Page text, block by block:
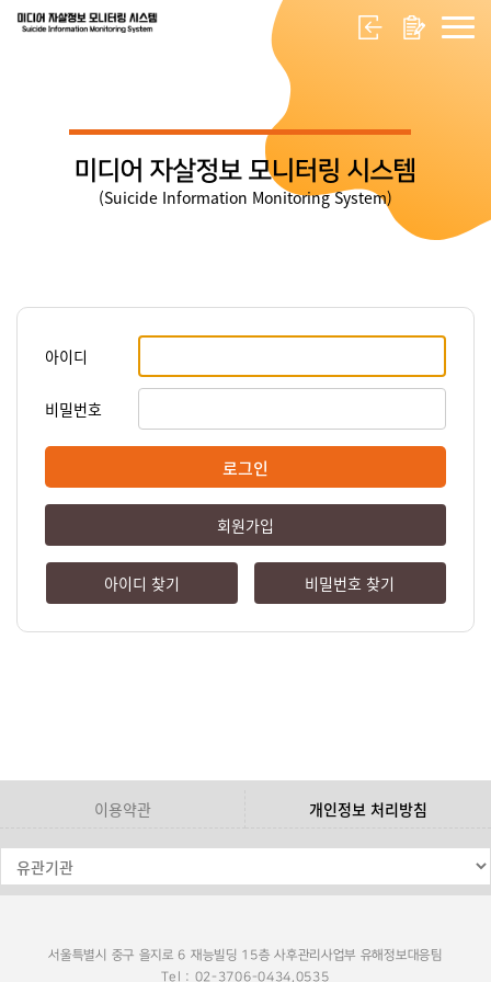
미디어 자살정보 모니터링 시스템
(Suicide Information Monitoring System)
아이디
비밀번호
로그인
회원가입
아이디 찾기 비밀번호 찾기
이용약관 개인정보 처리방침
서울특별시 중구 을지로 6 재능빌딩 15층 사후관리사업부 유해정보대응팀
Tel : 02-3706-0434,0535